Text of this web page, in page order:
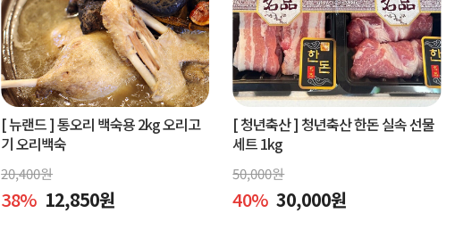
[ 뉴랜드 ]통오리 백숙용 2kg 오리고
기 오리백숙
20,400원
38% 12,850원
[ 청년축산 ] 청년축산 한돈 실속 선물
세트 1kg
50,000원
40% 30,000원